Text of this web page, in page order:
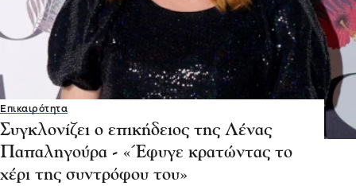
Επικαιρότητα
Συγκλονίζει ο επικήδειος της Λένας
Παπαληγούρα - «Έφυγε κρατώντας το
χέρι της συντρόφου του»